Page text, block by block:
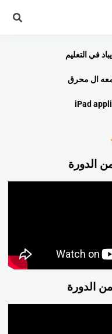
في التعليم
ال محرق
iPad
الدورة
الدورة